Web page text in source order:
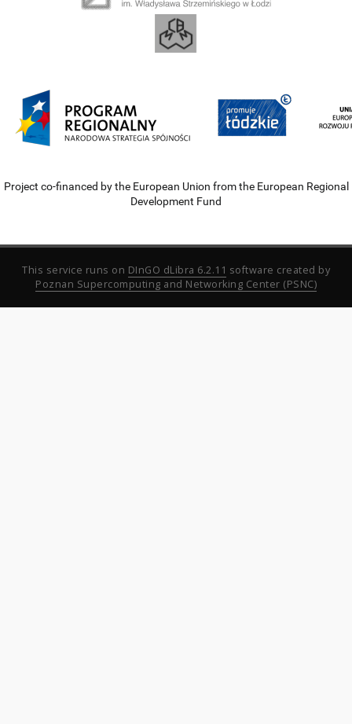
Project co-financed by the European Union from the European Regional
Development Fund
This service runs on DInGO dLibra 6.2.11 software created by
Poznan Supercomputing and Networking Center (PSNC)